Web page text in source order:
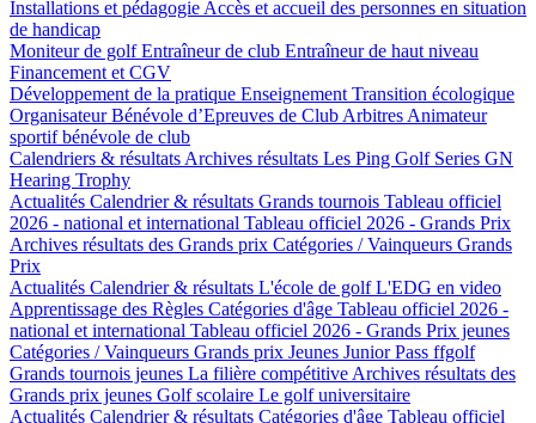
Installations et pédagogie Accès et accueil des personnes en situation
de handicap
Moniteur de golfEntraîneur de club Entraîneur de haut niveau
Financement et CGV
Développement de la pratique Enseignement Transition écologique
Organisateur Bénévole d’Epreuves de Club Arbitres Animateur
sportif bénévole de club
Calendriers & résultats Archives résultats Les Ping Golf Series GN
Hearing Trophy
Actualités Calendrier & résultats Grands tournois Tableau officiel
2026 - national et international Tableau officiel 2026 - Grands Prix
Archives résultats des Grands prix Catégories / Vainqueurs Grands
Prix
Actualités Calendrier & résultats L'école de golfL'EDG en video
Apprentissage des Règles Catégories d'âge Tableau officiel 2026 -
national et international Tableau officiel 2026 - Grands Prix jeunes
Catégories / Vainqueurs Grands prix Jeunes Junior Pass ffgolf
Grands tournois jeunes La filière compétitive Archives résultats des
Grands prix jeunes Golf scolaire Le golf universitaire
Actualités Calendrier & résultats Catégories d'âge Tableau officiel